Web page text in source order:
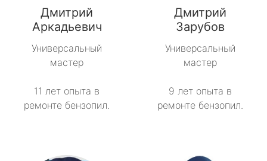
Дмитрий
Аркадьевич
Универсальный
мастер
11 лет опыта в
ремонте бензопил.
Дмитрий
Зарубов
Универсальный
мастер
9 лет опыта в
ремонте бензопил.